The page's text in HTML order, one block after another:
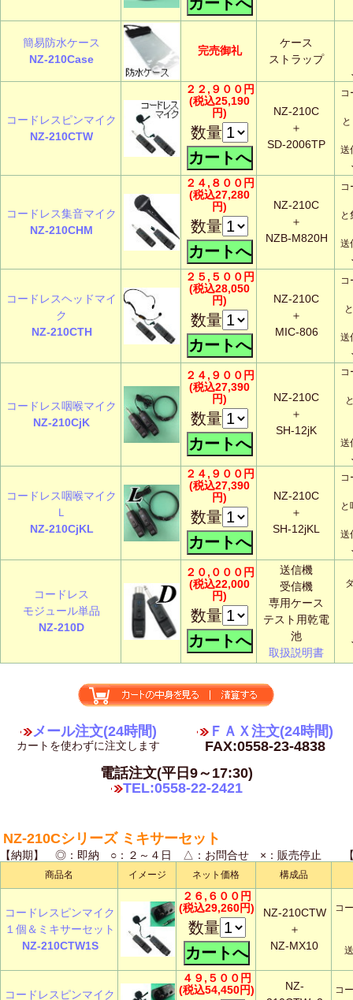
簡易防水ケース
NZ-210Case
完売御礼
ケース
ストラップ
コードレスピンマイク
NZ-210CTW
２２,９００円
(税込25,190
円)
数量
NZ-210C
＋
SD-2006TP
コ
送
コードレス集音マイク
NZ-210CHM
２４,８００円
(税込27,280
円)
数量
NZ-210C
＋
NZB-M820H
コ
送
コードレスヘッドマイ
ク
NZ-210CTH
２５,５００円
(税込28,050
円)
数量
NZ-210C
＋
MIC-806
コ
送
コードレス咽喉マイク
NZ-210CjK
２４,９００円
(税込27,390
円)
数量
NZ-210C
＋
SH-12jK
コ
送
コードレス咽喉マイク
Ｌ
NZ-210CjKL
２４,９００円
(税込27,390
円)
数量
NZ-210C
＋
SH-12jKL
コ
と
送
コードレス
モジュール単品
NZ-210D
２０,０００円
(税込22,000
円)
数量
送信機
受信機
専用ケース
テスト用乾電
池
取扱説明書
メール注文(24時間)
カートを使わずに注文します
ＦＡＸ注文(24時間)
FAX:0558-23-4838
電話注文(平日9～17:30)
TEL:0558-22-2421
NZ-210Cシリーズ ミキサーセット
【納期】 ◎：即納 ○：２～４日 △：お問合せ ×：販売停止
商品名 イメージ ネット価格 構成品
コードレスピンマイク
１個＆ミキサーセット
NZ-210CTW1S
２６,６００円
(税込29,260円)
数量
NZ-210CTW
＋
NZ-MX10
コ
コードレスピンマイク
４９,５００円
(税込54,450円)
NZ-
コ